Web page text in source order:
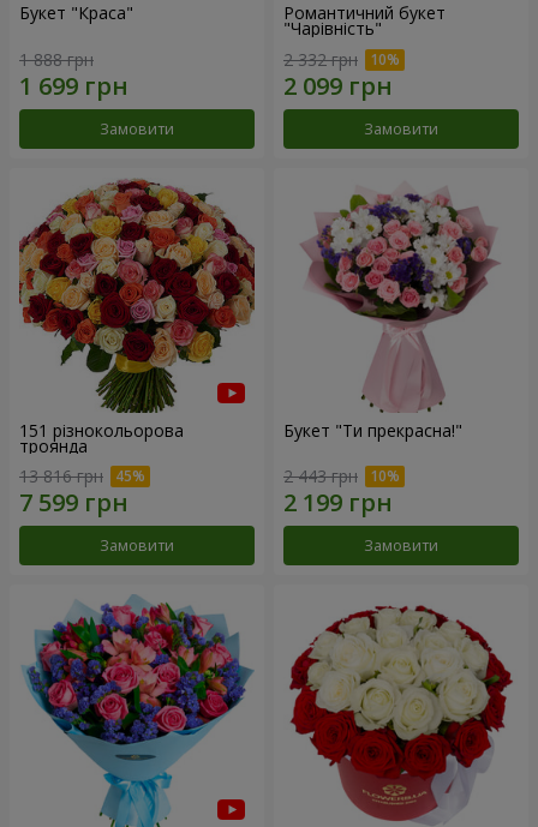
Букет "Краса"
1 888 грн
Замовити
Романтичний букет
"Чарівність"
2 332 грн
Замовити
151 різнокольорова
троянда
13 816 грн
Замовити
Букет "Ти прекрасна!"
2 443 грн
Замовити